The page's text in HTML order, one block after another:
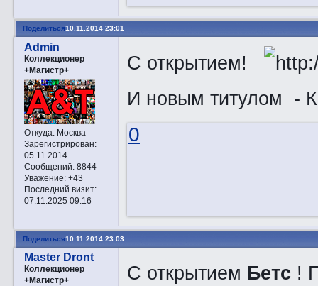
Поделиться10.11.2014 23:01
Admin
Коллекционер
+Магистр+
Откуда:Москва
Зарегистрирован:
05.11.2014
Сообщений:8844
Уважение: +43
Последний визит:
07.11.2025 09:16
С открытием!
И новым титулом -
0
Поделиться10.11.2014 23:03
Master Dront
Коллекционер
+Магистр+
С открытием Бетс !